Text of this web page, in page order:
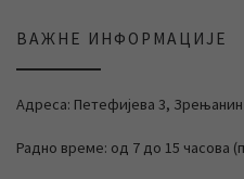
ВАЖНЕ ИНФОРМАЦИЈЕ
Адреса: Петефијева 3, Зрењанин
Радно време: од 7 до 15 часова